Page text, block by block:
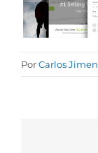
PorCarlos